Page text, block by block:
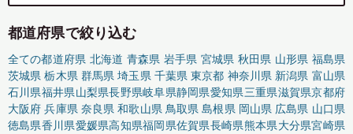
都道府県で絞り込む
全ての都道府県 北海道 青森県 岩手県 宮城県 秋田県 山形県 福島県
茨城県 栃木県 群馬県 埼玉県 千葉県 東京都 神奈川県 新潟県 富山県
石川県福井県山梨県長野県岐阜県静岡県愛知県三重県滋賀県京都府
大阪府 兵庫県 奈良県 和歌山県 鳥取県 島根県 岡山県 広島県 山口県
徳島県香川県愛媛県高知県福岡県佐賀県長崎県熊本県大分県宮崎県